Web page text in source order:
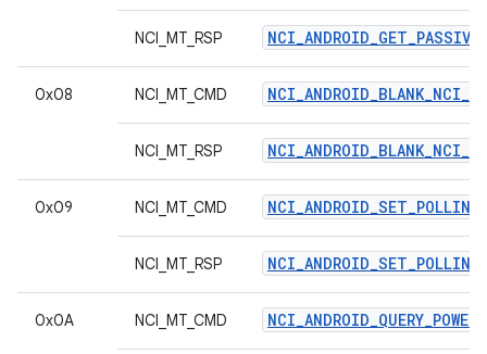
NCI_MT_RSP
0x08 NCI_MT_CMD
NCI_MT_RSP
0x09 NCI_MT_CMD
NCI_MT_RSP
0x0A NCI_MT_CMD